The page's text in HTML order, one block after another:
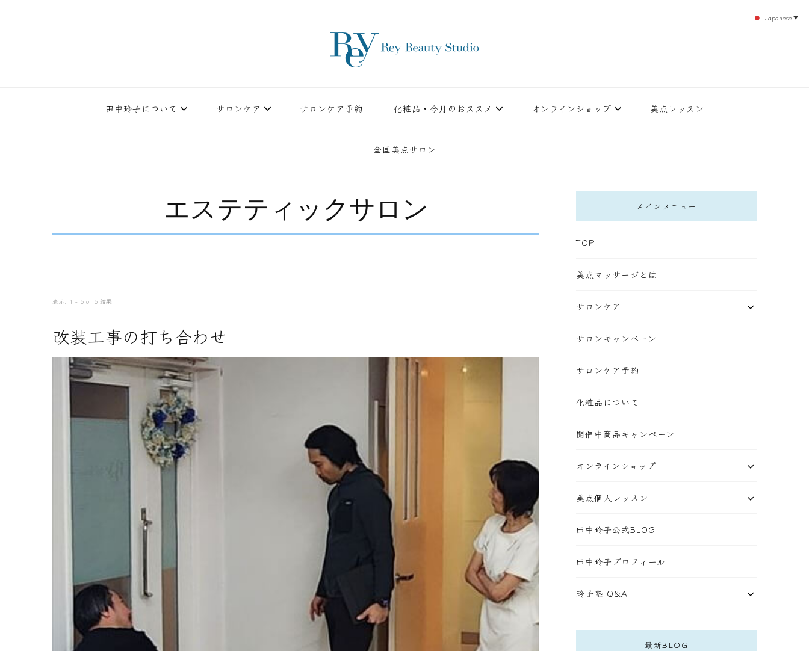
田中玲子について サロンケア サロンケア予約 化粧品・今月のおススメ オンラインショップ 美点レッスン
全国美点サロン
エステティックサロン
表示: 1 - 5 of 5 結果
改装工事の打ち合わせ
メインメニュー
TOP
美点マッサージとは
サロンケア
サロンキャンペーン
サロンケア予約
化粧品について
開催中商品キャンペーン
オンラインショップ
美点個人レッスン
田中玲子公式BLOG
田中玲子プロフィール
玲子塾 Q&A
最新BLOG
Japanese ▼